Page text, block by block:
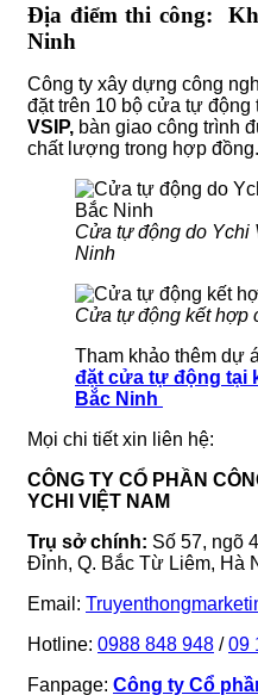
Địa điểm thi công:
Ninh
Công ty xây dựng công
đặt trên 10 bộ cửa tự động
VSIP, bàn giao công trình
chất lượng trong hợp đồng.
Cửa tự động do Ychi
Ninh
Cửa tự động kết hợp
Tham khảo thêm dự
đặt cửa tự động tại
Bắc Ninh
Mọi chi tiết xin liên hệ:
CÔNG TY CỔ PHẦN
YCHI VIỆT NAM
Trụ sở chính: Số 57, ngõ
Đỉnh, Q. Bắc Từ Liêm, Hà
Email:
Hotline: 0988 848 948 /09
Fanpage: Công ty Cổ